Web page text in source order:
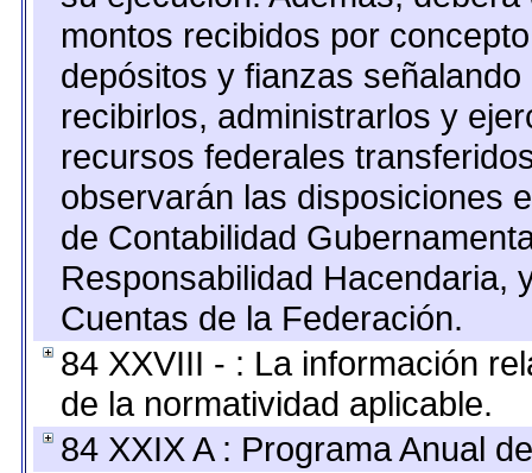
montos recibidos por
depósitos y fianzas
recibirlos, administrarlos y
recursos federales
observarán las disposiciones
de Contabilidad
Responsabilidad Hacendaria,
Cuentas de la Federación.
84 XXVIII - : La información
de la normatividad aplicable.
84 XXIX A : Programa Anual